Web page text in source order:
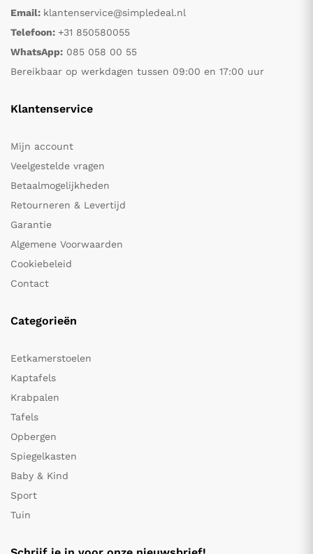
Email: klantenservice@simpledeal.nl
Telefoon: +31 850580055
WhatsApp: 085 058 00 55
Bereikbaar op werkdagen tussen 09:00 en 17:00 uur
Klantenservice
Mijn account
Veelgestelde vragen
Betaalmogelijkheden
Retourneren & Levertijd
Garantie
Algemene Voorwaarden
Cookiebeleid
Contact
Categorieën
Eetkamerstoelen
Kaptafels
Krabpalen
Tafels
Opbergen
Spiegelkasten
Baby & Kind
Sport
Tuin